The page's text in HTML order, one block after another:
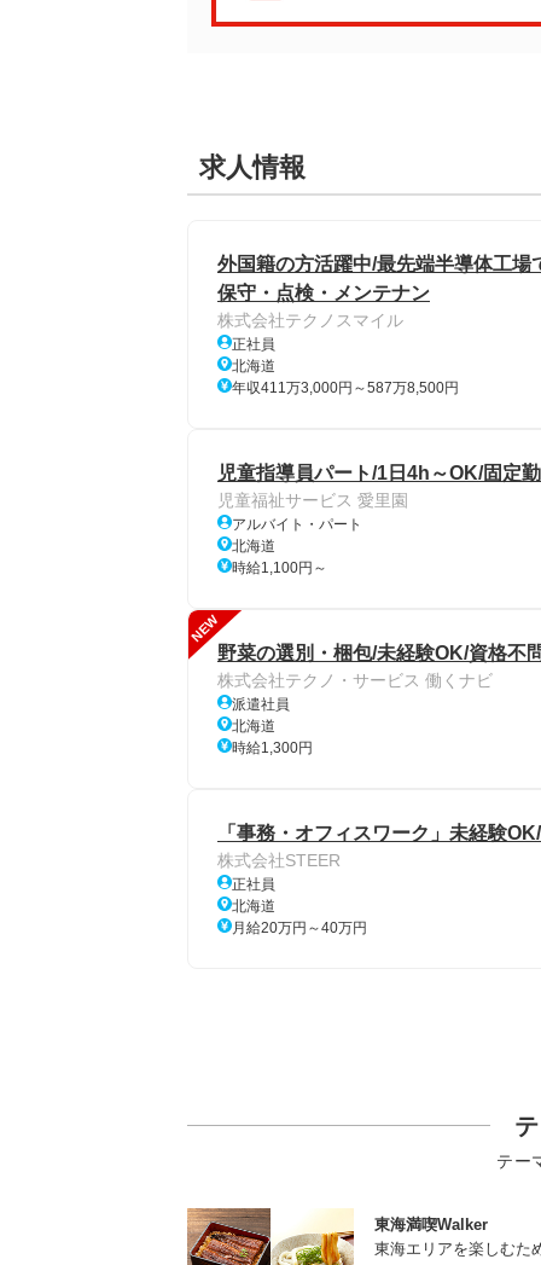
求人情報
外国籍の方活躍中/最先端半導体工
保守・点検・メンテナン
株式会社テクノスマイル
正社員
北海道
年収411万3,000円～587万8,500円
児童指導員パート/1日4h～OK/固定
児童福祉サービス 愛里園
アルバイト・パート
北海道
時給1,100円～
NEW
野菜の選別・梱包/未経験OK/資格不
株式会社テクノ・サービス 働くナビ
派遣社員
北海道
時給1,300円
「事務・オフィスワーク」未経験
株式会社STEER
正社員
北海道
月給20万円～40万円
テー
東海満喫Walker
東海エリアを楽しむた